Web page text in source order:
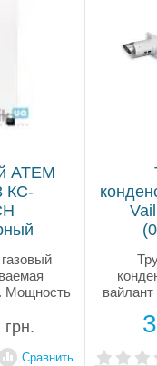
ATEM
КС-
Мощность
грн.
Сравнить